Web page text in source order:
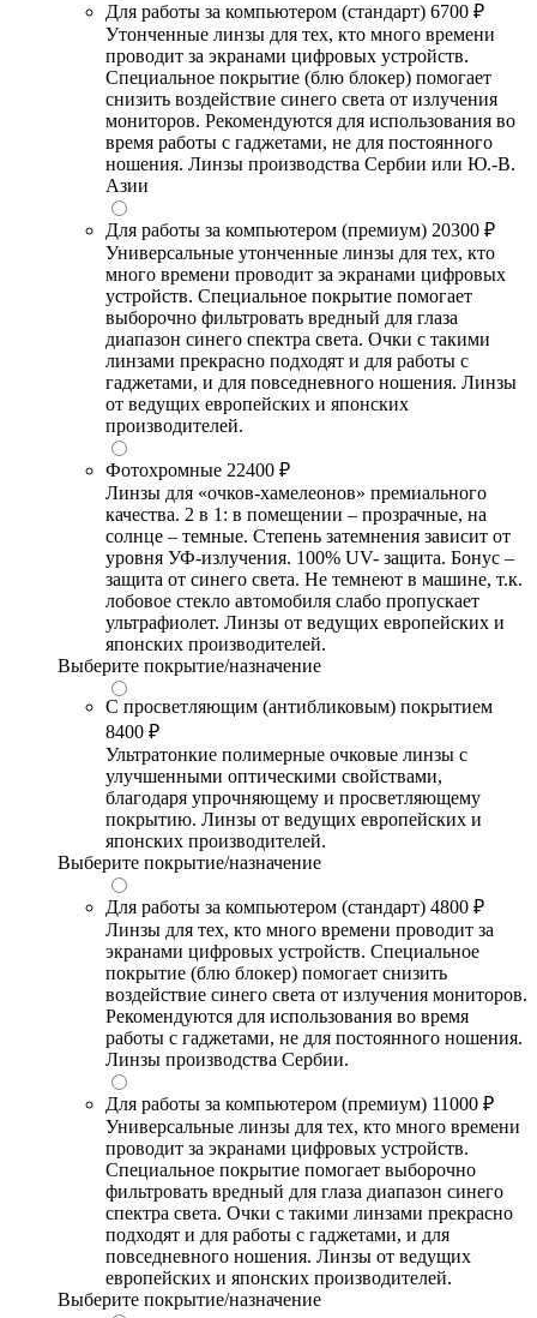
Для работы за компьютером (стандарт) 6700 ₽
Утонченные линзы для тех, кто много времени
проводит за экранами цифровых устройств.
Специальное покрытие (блю блокер) помогает
снизить воздействие синего света от излучения
мониторов. Рекомендуются для использования во
время работы с гаджетами, не для постоянного
ношения. Линзы производства Сербии или Ю.-В.
Азии
Для работы за компьютером (премиум) 20300 ₽
Универсальные утонченные линзы для тех, кто
много времени проводит за экранами цифровых
устройств. Специальное покрытие помогает
выборочно фильтровать вредный для глаза
диапазон синего спектра света. Очки с такими
линзами прекрасно подходят и для работы с
гаджетами, и для повседневного ношения. Линзы
от ведущих европейских и японских
производителей.
Фотохромные 22400 ₽
Линзы для «очков-хамелеонов» премиального
качества. 2 в 1: в помещении – прозрачные, на
солнце – темные. Степень затемнения зависит от
уровня УФ-излучения. 100% UV- защита. Бонус –
защита от синего света. Не темнеют в машине, т.к.
лобовое стекло автомобиля слабо пропускает
ультрафиолет. Линзы от ведущих европейских и
японских производителей.
Выберите покрытие/назначение
С просветляющим (антибликовым) покрытием
8400 ₽
Ультратонкие полимерные очковые линзы с
улучшенными оптическими свойствами,
благодаря упрочняющему и просветляющему
покрытию. Линзы от ведущих европейских и
японских производителей.
Выберите покрытие/назначение
Для работы за компьютером (стандарт) 4800 ₽
Линзы для тех, кто много времени проводит за
экранами цифровых устройств. Специальное
покрытие (блю блокер) помогает снизить
воздействие синего света от излучения мониторов.
Рекомендуются для использования во время
работы с гаджетами, не для постоянного ношения.
Линзы производства Сербии.
Для работы за компьютером (премиум) 11000 ₽
Универсальные линзы для тех, кто много времени
проводит за экранами цифровых устройств.
Специальное покрытие помогает выборочно
фильтровать вредный для глаза диапазон синего
спектра света. Очки с такими линзами прекрасно
подходят и для работы с гаджетами, и для
повседневного ношения. Линзы от ведущих
европейских и японских производителей.
Выберите покрытие/назначение